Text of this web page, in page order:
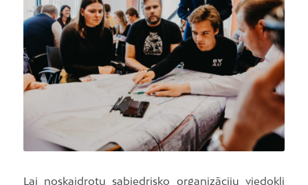
Lai noskaidrotu sabiedrisko organizāciju viedokli